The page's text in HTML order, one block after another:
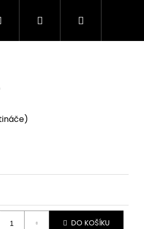
dárkové poukazy?
Hledat PřihlášeníNákupní
DO KOŠÍKU